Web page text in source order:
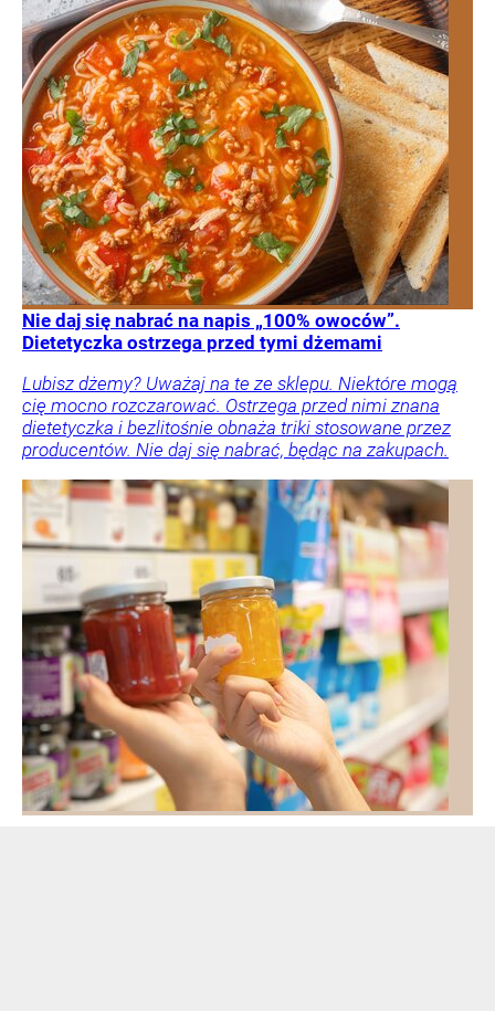
Nie daj się nabrać na napis „100% owoców”.
Dietetyczka ostrzega przed tymi dżemami
Lubisz dżemy? Uważaj na te ze sklepu. Niektóre mogą
cię mocno rozczarować. Ostrzega przed nimi znana
dietetyczka i bezlitośnie obnaża triki stosowane przez
producentów. Nie daj się nabrać, będąc na zakupach.